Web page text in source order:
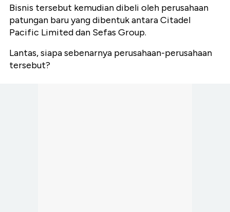
Bisnis tersebut kemudian dibeli oleh perusahaan
patungan baru yang dibentuk antara Citadel
Pacific Limited dan Sefas Group.
Lantas, siapa sebenarnya perusahaan-perusahaan
tersebut?